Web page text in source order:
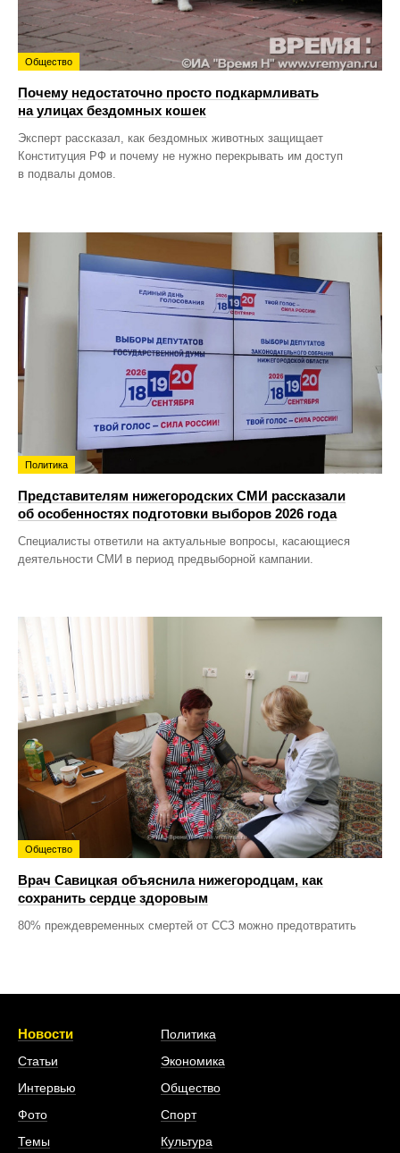
Общество
Почему недостаточно просто подкармливать
на улицах бездомных кошек
Эксперт рассказал, как бездомных животных защищает
Конституция РФ и почему не нужно перекрывать им доступ
в подвалы домов.
Политика
Представителям нижегородских СМИ рассказали
об особенностях подготовки выборов 2026 года
Специалисты ответили на актуальные вопросы, касающиеся
деятельности СМИ в период предвыборной кампании.
Общество
Врач Савицкая объяснила нижегородцам, как
сохранить сердце здоровым
80% преждевременных смертей от ССЗ можно предотвратить
Новости
Статьи
Интервью
Фото
Темы
Политика
Экономика
Общество
Спорт
Культура